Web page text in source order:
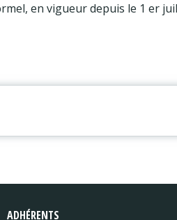
en vigueur depuis le 1 er
ADHÉRENTS